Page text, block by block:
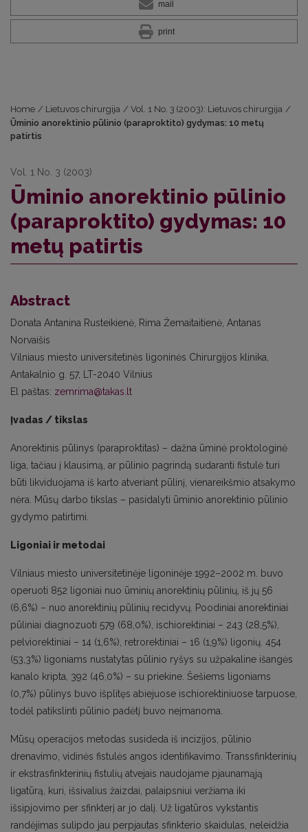
mail
print
Home / Lietuvos chirurgija / Vol. 1 No. 3 (2003): Lietuvos chirurgija /
Ūminio anorektinio pūlinio (paraproktito) gydymas: 10 metų
patirtis
Vol. 1 No. 3 (2003)
Ūminio anorektinio pūlinio
(paraproktito) gydymas: 10
metų patirtis
Abstract
Donata Antanina Rusteikienė, Rima Žemaitaitienė, Antanas
Norvaišis
Vilniaus miesto universitetinės ligoninės Chirurgijos klinika,
Antakalnio g. 57, LT-2040 Vilnius
El paštas: zemrima@takas.lt
Įvadas / tikslas
Anorektinis pūlinys (paraproktitas) – dažna ūminė proktologinė
liga, tačiau į klausimą, ar pūlinio pagrindą sudaranti fistulė turi
būti likviduojama iš karto atveriant pūlinį, vienareikšmio atsakymo
nėra. Mūsų darbo tikslas – pasidalyti ūminio anorektinio pūlinio
gydymo patirtimi.
Ligoniai ir metodai
Vilniaus miesto universitetinėje ligoninėje 1992–2002 m. buvo
operuoti 852 ligoniai nuo ūminių anorektinių pūlinių, iš jų 56
(6,6%) – nuo anorektinių pūlinių recidyvų. Poodiniai anorektiniai
pūliniai diagnozuoti 579 (68,0%), ischiorektiniai – 243 (28,5%),
pelviorektiniai – 14 (1,6%), retrorektiniai – 16 (1,9%) ligonių. 454
(53,3%) ligoniams nustatytas pūlinio ryšys su užpakaline išangės
kanalo kripta, 392 (46,0%) – su priekine. Šešiems ligoniams
(0,7%) pūlinys buvo išplitęs abiejuose ischiorektiniuose tarpuose,
todėl patikslinti pūlinio padėtį buvo neįmanoma.
Mūsų operacijos metodas susideda iš incizijos, pūlinio
drenavimo, vidinės fistulės angos identifikavimo. Transsfinkterinių
ir ekstrasfinkterinių fistulių atvejais naudojame pjaunamąją
ligatūrą, kuri, išsivalius žaizdai, palaipsniui veržiama iki
išsipjovimo per sfinkterį ar jo dalį. Už ligatūros vykstantis
randėjimas sulipdo jau perpjautas sfinkterio skaidulas, neleidžia